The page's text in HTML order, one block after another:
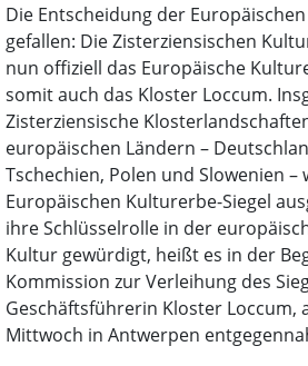
Die Entscheidung der
gefallen: Die Zisterziensischen
nun offiziell das Europäische
somit auch das Kloster Loccum.
Zisterziensische
europäischen Ländern –
Tschechien, Polen und Slowenien
Europäischen Kulturerbe-Siegel
ihre Schlüsselrolle in der
Kultur gewürdigt, heißt es in der
Kommission zur Verleihung des
Geschäftsführerin Kloster Loccum,
Mittwoch in Antwerpen